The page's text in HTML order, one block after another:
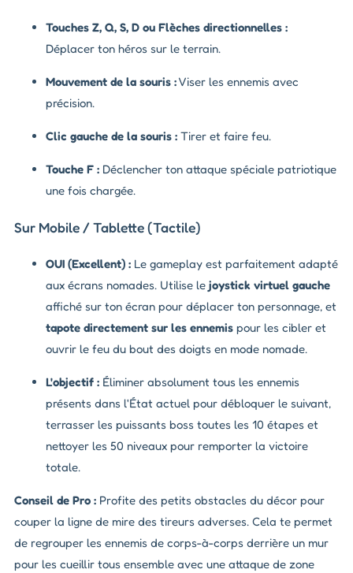
Touches Z, Q, S, D ou Flèches directionnelles :
Déplacer ton héros sur le terrain.
Mouvement de la souris :Viser les ennemis avec
précision.
Clic gauche de la souris : Tirer et faire feu.
Touche F : Déclencher ton attaque spéciale patriotique
une fois chargée.
Sur Mobile / Tablette (Tactile)
OUI (Excellent) : Le gameplay est parfaitement adapté
aux écrans nomades. Utilise le joystick virtuel gauche
affiché sur ton écran pour déplacer ton personnage, et
tapote directement sur les ennemis pour les cibler et
ouvrir le feu du bout des doigts en mode nomade.
L'objectif : Éliminer absolument tous les ennemis
présents dans l'État actuel pour débloquer le suivant,
terrasser les puissants boss toutes les 10 étapes et
nettoyer les 50 niveaux pour remporter la victoire
totale.
Conseil de Pro : Profite des petits obstacles du décor pour
couper la ligne de mire des tireurs adverses. Cela te permet
de regrouper les ennemis de corps-à-corps derrière un mur
pour les cueillir tous ensemble avec une attaque de zone